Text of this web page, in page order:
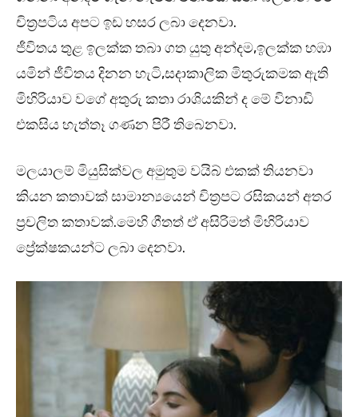
චිත්‍රපටිය අපට ඉඩ හසර ලබා දෙනවා.
ජීවිතය තුළ ඉලක්ක තබා ගත යුතු අන්දම,ඉලක්ක හඹා
යමින් ජීවිතය දිනන හැටි,සදාකාලික මිතුරුකමක ඇති
මිහිරියාව වගේ අතුරු කතා රාශියකින් ද මේ විනාඩි
එකසිය හැත්තෑ ගණන පිරී තිබෙනවා.
මලයාලම් මියුසික්වල අමුතුම වයිබ් එකක් තියනවා
කියන කතාවක් සාමාන්‍යයෙන් චිත්‍රපට රසිකයන් අතර
ප්‍රචලිත කතාවක්.මෙහි ගීතත් ඒ අසිරිමත් මිහිරියාව
ප්‍රේක්ෂකයන්ට ලබා දෙනවා.